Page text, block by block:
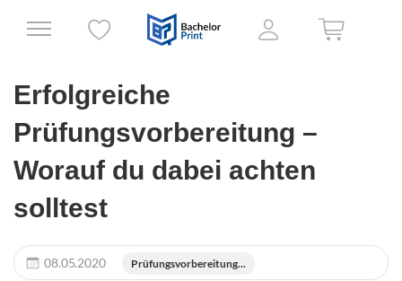
Erfolgreiche
Prüfungsvorbereitung –
Worauf du dabei achten
solltest
08.05.2020 Prüfungsvorbereitung...